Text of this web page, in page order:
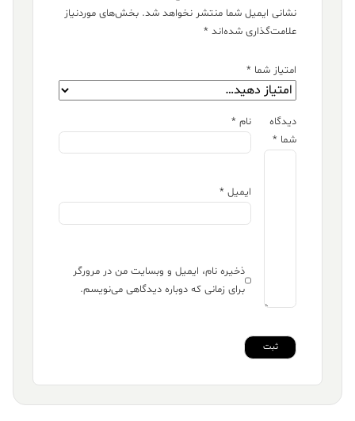
نشانی ایمیل شما منتشر نخواهد شد. بخش‌های موردنیاز
علامت‌گذاری شده‌اند *
امتیاز شما *
دیدگاه
شما *
نام *
ایمیل *
ذخیره نام، ایمیل و وبسایت من در مرورگر
برای زمانی که دوباره دیدگاهی می‌نویسم.